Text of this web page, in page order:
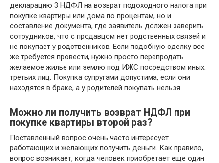
декларацию 3 НДФЛ на возврат подоходного налога при
покупке квартиры или дома по процентам, но и
составление документа, где заявитель должен заверить
сотрудников, что с продавцом нет родственных связей и
не покупает у родственников. Если подобную сделку все
же требуется провести, нужно просто перепродать
желаемое жилье или землю под ИЖС посредством иных,
третьих лиц. Покупка супругами допустима, если они
находятся в браке, а у родителей покупать нельзя.
Можно ли получить возврат НДФЛ при
покупке квартиры второй раз?
Поставленный вопрос очень часто интересует
работающих и желающих получить деньги. Как правило,
вопрос возникает, когда человек приобретает еще один